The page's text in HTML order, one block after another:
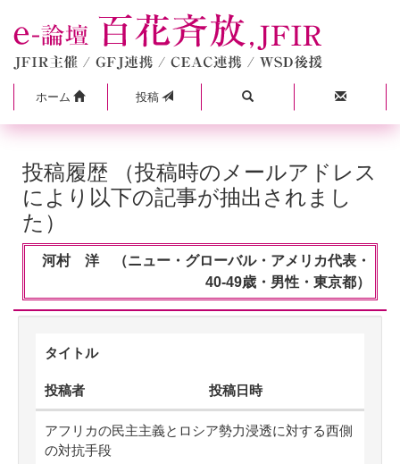
ホーム 投稿
投稿履歴 （投稿時のメールアドレス
により以下の記事が抽出されまし
た）
河村 洋 （ニュー・グローバル・アメリカ代表・
40-49歳・男性・東京都）
タイトル
投稿者 投稿日時
アフリカの民主主義とロシア勢力浸透に対する西側
の対抗手段